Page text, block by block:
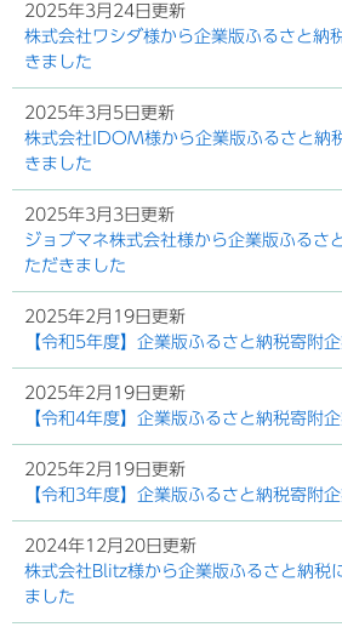
2025年3月24日更新
株式会社ワシダ様から企業版ふるさと納
きました
2025年3月5日更新
株式会社IDOM様から企業版ふるさと納
きました
2025年3月3日更新
ジョブマネ株式会社様から企業版ふるさ
ただきました
2025年2月19日更新
【令和5年度】企業版ふるさと納税寄附
2025年2月19日更新
【令和4年度】企業版ふるさと納税寄附
2025年2月19日更新
【令和3年度】企業版ふるさと納税寄附
2024年12月20日更新
株式会社Blitz様から企業版ふるさと納税
ました